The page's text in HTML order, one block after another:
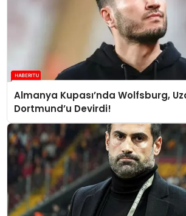
Almanya Kupası’nda Wolfsburg,
Dortmund’u Devirdi!